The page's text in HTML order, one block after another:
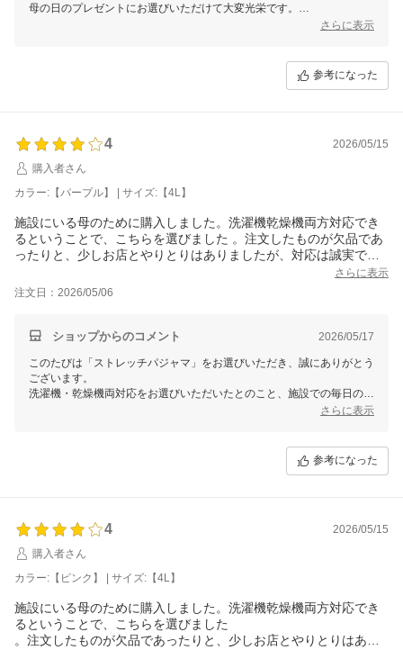
母の日のプレゼントにお選びいただけて大変光栄です。
また、裾の広いパターンのズボンへのご提案、膝が悪い方や座った状態
での着替えに寄り添うという視点、大切なお声としてありがたく受け止
来店を心よりお待ちしております。
せたがや介護
さらに表示
参考になった
4
2026/05/15
購入者さん
カラー:【パープル】 | サイズ:【4L】
施設にいる母のために購入しました。洗濯機乾燥機両方対応でき
るということで、こちらを選びました 。注文したものが欠品であ
ったりと、少しお店とやりとりはありましたが、対応は誠実でし
た また、季節の変わり目にはお買い物をしたいと思いますさらに表示
注文日：2026/05/06
ショップからのコメント 2026/05/17
このたびは「ストレッチパジャマ」をお選びいただき、誠にありがとう
ございます。
洗濯機・乾燥機両対応をお選びいただいたとのこと、施設での毎日のお
洗濯に安心してお使いいただけると思います。欠品でご不便をおかけし
さらに表示
参考になった
4
2026/05/15
購入者さん
カラー:【ピンク】 | サイズ:【4L】
施設にいる母のために購入しました。洗濯機乾燥機両方対応でき
るということで、こちらを選びました
。注文したものが欠品であったりと、少しお店とやりとりはあり